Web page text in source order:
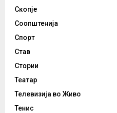
Скопје
Соопштенија
Спорт
Став
Стории
Театар
Телевизија во Живо
Тенис